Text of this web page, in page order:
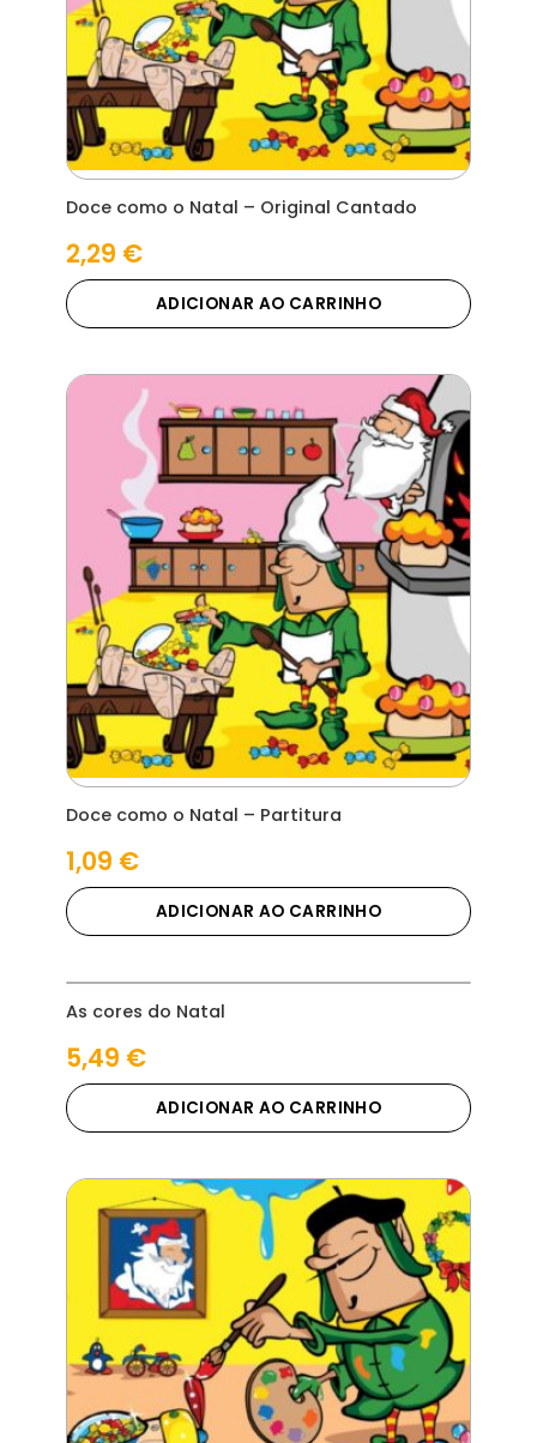
Doce como o Natal – Original Cantado
2,29 €
ADICIONAR AO CARRINHO
Doce como o Natal – Partitura
1,09 €
ADICIONAR AO CARRINHO
As cores do Natal
5,49 €
ADICIONAR AO CARRINHO